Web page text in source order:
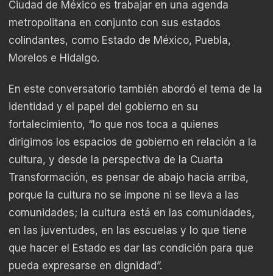
Ciudad de México es trabajar en una agenda
metropolitana en conjunto con sus estados
colindantes, como Estado de México, Puebla,
Morelos e Hidalgo.
En este conversatorio también abordó el tema de la
identidad y el papel del gobierno en su
fortalecimiento, “lo que nos toca a quienes
dirigimos los espacios de gobierno en relación a la
cultura, y desde la perspectiva de la Cuarta
Transformación, es pensar de abajo hacia arriba,
porque la cultura no se impone ni se lleva a las
comunidades; la cultura está en las comunidades,
en las juventudes, en las escuelas y lo que tiene
que hacer el Estado es dar las condición para que
pueda expresarse en dignidad”.